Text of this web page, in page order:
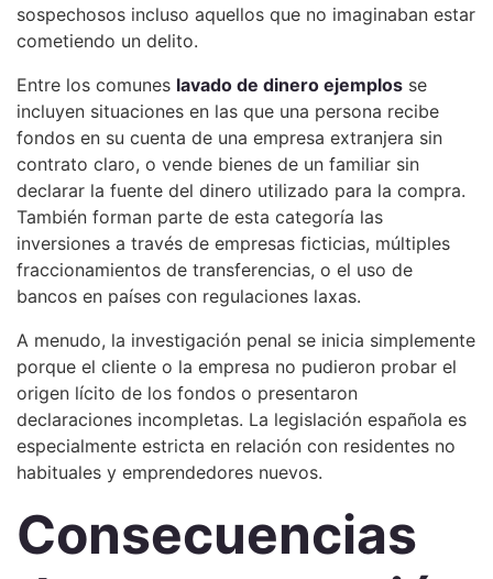
sospechosos incluso aquellos que no imaginaban estar
cometiendo un delito.
Entre los comunes lavado de dinero ejemplos se
incluyen situaciones en las que una persona recibe
fondos en su cuenta de una empresa extranjera sin
contrato claro, o vende bienes de un familiar sin
declarar la fuente del dinero utilizado para la compra.
También forman parte de esta categoría las
inversiones a través de empresas ficticias, múltiples
fraccionamientos de transferencias, o el uso de
bancos en países con regulaciones laxas.
A menudo, la investigación penal se inicia simplemente
porque el cliente o la empresa no pudieron probar el
origen lícito de los fondos o presentaron
declaraciones incompletas. La legislación española es
especialmente estricta en relación con residentes no
habituales y emprendedores nuevos.
Consecuencias